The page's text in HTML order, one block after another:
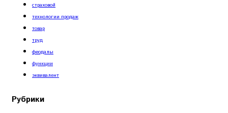
страховой
технологии продаж
товар
труд
феодалы
функции
эквивалент
Рубрики